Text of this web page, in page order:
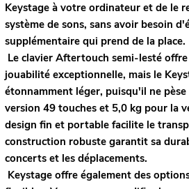
Keystage à votre ordinateur et de le
système de sons, sans avoir besoin
supplémentaire qui prend de la place.
Le clavier Aftertouch semi-lesté
jouabilité exceptionnelle, mais le
étonnamment léger, puisqu'il ne
version 49 touches et 5,0 kg pour la
design fin et portable facilite le
construction robuste garantit sa
concerts et les déplacements.
Keystage offre également des